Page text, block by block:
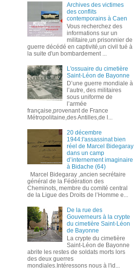
Archives des victimes
des conflits
contemporains à Caen
Vous recherchez des
informations sur un
militaire,un prisonnier de
guerre décédé en captivité,un civil tué à
la suite d'un bombardement ...
L'ossuaire du cimetière
Saint-Léon de Bayonne
D’une guerre mondiale à
l’autre, des militaires
sous uniforme de
l’armée
française,provenant de France
Métropolitaine,des Antilles,de l...
20 décembre
1944:l'assassinat bien
réel de Marcel Bidegaray
dans un camp
d’internement imaginaire
à Bidache (64)
Marcel Bidegaray ,ancien secrétaire
général de la Fédération des
Cheminots, membre du comité central
de la Ligue des Droits de l’Homme e...
De la rue des
Gouverneurs à la crypte
du cimetière Saint-Léon
de Bayonne
La crypte du cimetière
Saint-Léon de Bayonne
abrite les restes de soldats morts lors
des deux guerres
mondiales.Intéressons nous à l'id...